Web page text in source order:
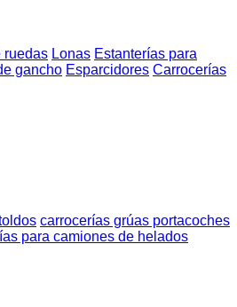
ruedas Lonas Estanterías para
gancho Esparcidores Carrocerías
carrocerías grúas portacoches
para camiones de helados